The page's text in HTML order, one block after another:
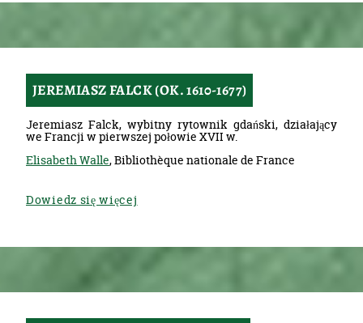
JEREMIASZ FALCK (OK. 1610-1677)
Jeremiasz Falck, wybitny rytownik gdański, działający
we Francji w pierwszej połowie XVII w.
Elisabeth Walle, Bibliothèque nationale de France
Dowiedz się więcej